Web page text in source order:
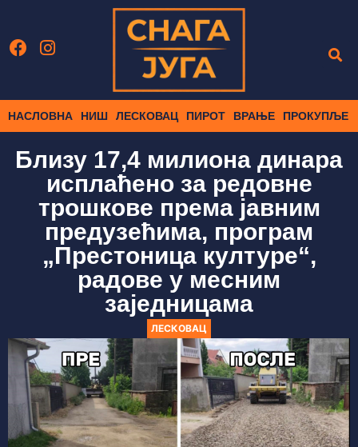
НАСЛОВНА НИШ ЛЕСКОВАЦ ПИРОТ ВРАЊЕ ПРОКУПЉЕ
Близу 17,4 милиона динара
исплаћено за редовне
трошкове према јавним
предузећима, програм
„Престоница културе“,
радове у месним
заједницама
ЛЕСКОВАЦ